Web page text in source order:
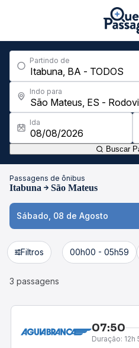
Partindo de
Indo para
Ida
Buscar
Passagens de ônibus
Itabuna São Mateus
Sábado, 08 de Agosto
Filtros 00h00 - 05h59
3 passagens
07:50
Duração: 12h